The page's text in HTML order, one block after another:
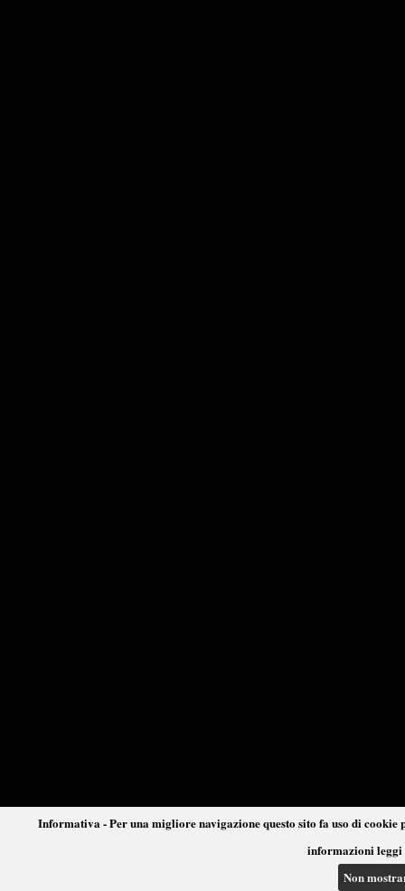
Informativa - Per una migliore navigazione questo sito fa uso di
informazioni leggi
Non